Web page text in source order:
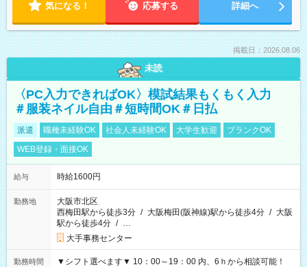
気になる！ 応募する 詳細へ
掲載日：2026.08.06
未読
〈PC入力できればOK〉模試結果もくもく入力
＃服装ネイル自由＃短時間OK＃日払
派遣 職種未経験OK 社会人未経験OK 大学生歓迎
ブランクOK
WEB登録・面接OK
給与 時給1600円
勤務地
大阪市北区
西梅田駅から徒歩3分 / 大阪梅田(阪神線)駅から徒歩4分 / 大阪
駅から徒歩4分 / …
大手事務センター
勤務時間
▼シフト選べます▼ 10：00～19：00 内、6ｈから相談可能！